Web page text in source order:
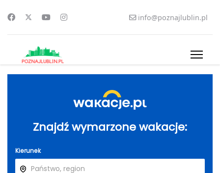
info@poznajlublin.pl
Znajdź wymarzone wakacje:
Kierunek